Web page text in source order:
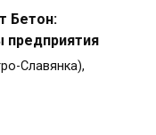
Бетон:
предприятия
Славянка),